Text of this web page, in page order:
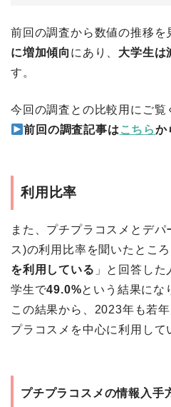
前回の調査から数値の推移を
に増加傾向 にあり、 大学生は
す。
今回の調査との比較用にご覧
前回の調査記事は こちらか
利用比率
また、プチプラコスメとデパ
ス)の利用比率を聞いたところ
を利用している 」と回答し
学生で49.0%という結果にな
この結果から、2023年も若
プラコスメを中心に利用して
プチプラコスメの情報入手